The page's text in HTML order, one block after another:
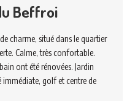
Beffroi
charme, situé dans le quartier
Calme, très confortable.
ont été rénovées. Jardin
golf et centre de